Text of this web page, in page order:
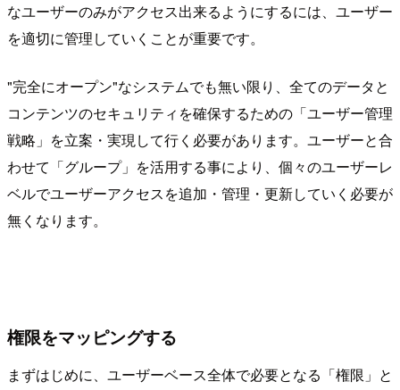
なユーザーのみがアクセス出来るようにするには、ユーザー
を適切に管理していくことが重要です。
"完全にオープン"なシステムでも無い限り、全てのデータと
コンテンツのセキュリティを確保するための「ユーザー管理
戦略」を立案・実現して行く必要があります。ユーザーと合
わせて「グループ」を活用する事により、個々のユーザーレ
ベルでユーザーアクセスを追加・管理・更新していく必要が
無くなります。
権限をマッピングする
まずはじめに、ユーザーベース全体で必要となる「権限」と